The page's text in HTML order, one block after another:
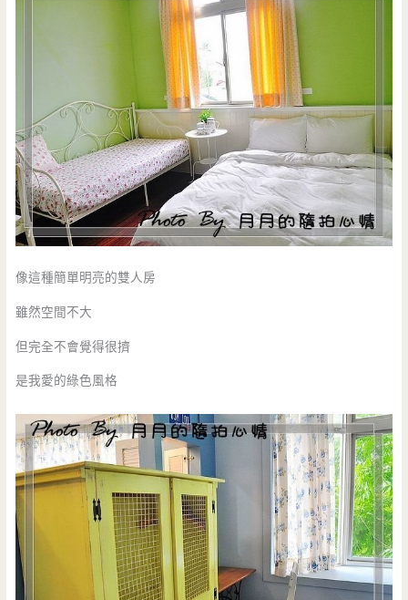
像這種簡單明亮的雙人房
雖然空間不大
但完全不會覺得很擠
是我愛的綠色風格